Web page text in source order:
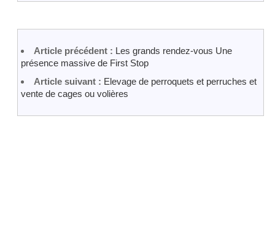
Article précédent : Les grands rendez-vous Une
présence massive de First Stop
Article suivant : Elevage de perroquets et perruches et
vente de cages ou volières